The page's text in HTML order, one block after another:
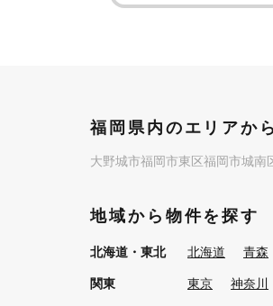
福岡県内のエリアか
大野城市福岡市東区福岡市城南
地域から物件を探す
北海道・東北 北海道 青森
関東 東京 神奈川